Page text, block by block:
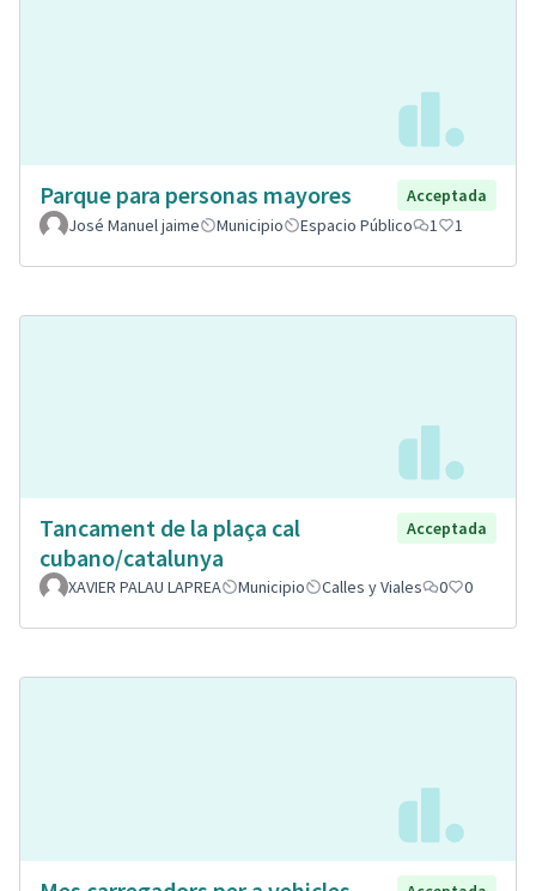
Parque para personas mayores
Acceptada
José Manuel jaime
Municipio Espacio Público 1 1
Tancament de la plaça cal
cubano/catalunya
Acceptada
XAVIER PALAU LAPREA Municipio Calles y Viales 0 0